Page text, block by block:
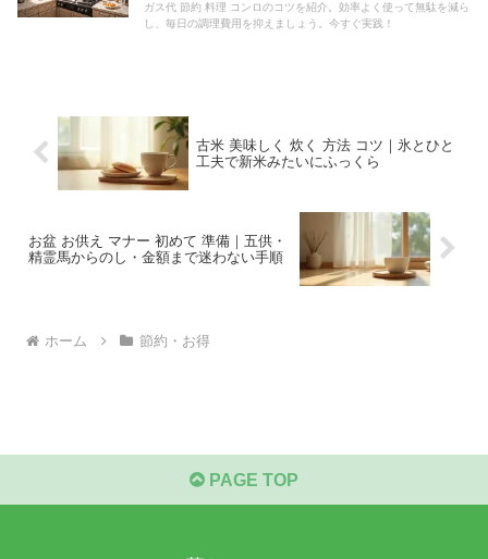
ガス代 節約 料理 コンロのコツを紹介。効率よく使って無駄を減ら
し、毎日の調理費用を抑えましょう。今すぐ実践！
古米 美味しく 炊く 方法 コツ｜氷とひと
工夫で新米みたいにふっくら
お盆 お供え マナー 初めて 準備｜五供・
精霊馬からのし・金額まで迷わない手順
ホーム 節約・お得
PAGE TOP